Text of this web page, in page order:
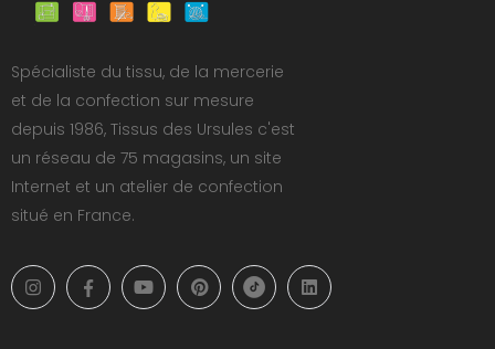
Spécialiste du tissu, de la mercerie
et de la confection sur mesure
depuis 1986, Tissus des Ursules c'est
un réseau de 75 magasins, un site
Internet et un atelier de confection
situé en France.